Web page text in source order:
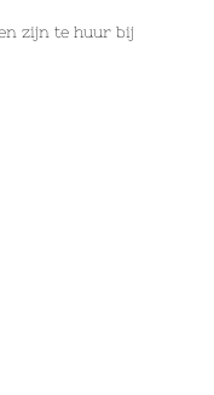
zijn te huur bij